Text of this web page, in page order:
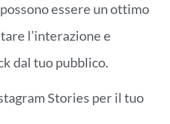
essere un ottimo
l’interazione e
dal tuo pubblico.
Stories per il tuo